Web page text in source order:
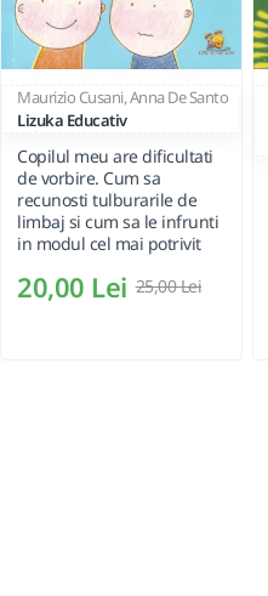
Maurizio Cusani, Anna De Santo
Lizuka Educativ
Copilul meu are dificultati
de vorbire. Cum sa
recunosti tulburarile de
limbaj si cum sa le infrunti
in modul cel mai potrivit
20,00 Lei 25,00 Lei